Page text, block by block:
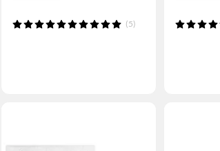
(5)